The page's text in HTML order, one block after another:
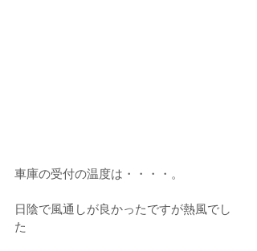
車庫の受付の温度は・・・・。
日陰で風通しが良かったですが熱風でし
た